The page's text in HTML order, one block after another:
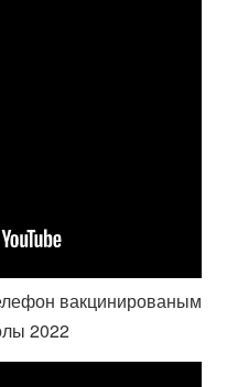
вакцинированым
2022